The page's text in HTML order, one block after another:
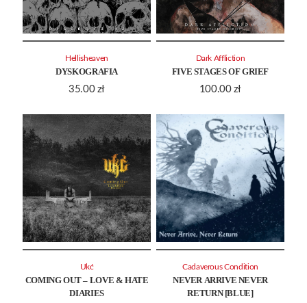
DYSKOGRAFIA
35.00 zł
Hellisheaven
FIVE STAGES OF GRIEF
100.00 zł
Dark Affliction
COMING OUT – LOVE & HATE
DIARIES
Ukć
NEVER ARRIVE NEVER
RETURN [BLUE]
Cadaverous Condition